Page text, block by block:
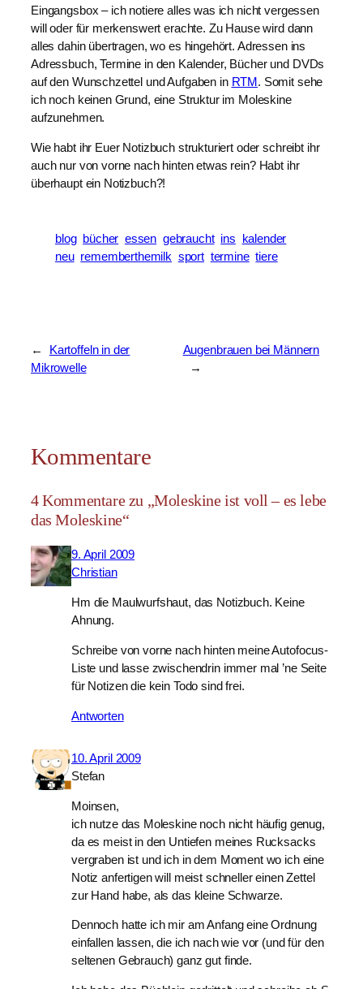
Eingangsbox – ich notiere alles was ich nicht vergessen
will oder für merkenswert erachte. Zu Hause wird dann
alles dahin übertragen, wo es hingehört. Adressen ins
Adressbuch, Termine in den Kalender, Bücher und DVDs
auf den Wunschzettel und Aufgaben in RTM . Somit sehe
ich noch keinen Grund, eine Struktur im Moleskine
aufzunehmen.
Wie habt ihr Euer Notizbuch strukturiert oder schreibt ihr
auch nur von vorne nach hinten etwas rein? Habt ihr
überhaupt ein Notizbuch?!
blog bücher essen gebraucht ins
kalender
neu rememberthemilk sport termine tiere
←
Kartoffeln in der
Mikrowelle
Augenbrauen bei Männern
→
Kommentare
4 Kommentare zu „Moleskine ist voll – es lebe
das Moleskine“
9. April 2009
Christian
Hm die Maulwurfshaut, das Notizbuch. Keine
Ahnung.
Schreibe von vorne nach hinten meine Autofocus-
Liste und lasse zwischendrin immer mal ’ne Seite
für Notizen die kein Todo sind frei.
Antworten
10. April 2009
Stefan
Moinsen,
ich nutze das Moleskine noch nicht häufig genug,
da es meist in den Untiefen meines Rucksacks
vergraben ist und ich in dem Moment wo ich eine
Notiz anfertigen will meist schneller einen Zettel
zur Hand habe, als das kleine Schwarze.
Dennoch hatte ich mir am Anfang eine Ordnung
einfallen lassen, die ich nach wie vor (und für den
seltenen Gebrauch) ganz gut finde.